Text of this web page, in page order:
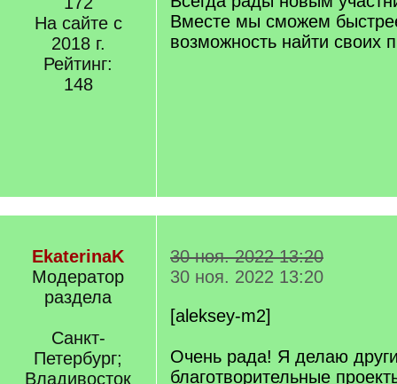
На сайте с
2018 г.
Рейтинг:
148
Вместе мы сможем
возможность найти своих
EkaterinaK
Модератор
раздела
Санкт-
Петербург;
Владивосток
30 ноя. 2022 13:20
30 ноя. 2022 13:20
[aleksey-m2]
Очень рада! Я делаю
благотворительные